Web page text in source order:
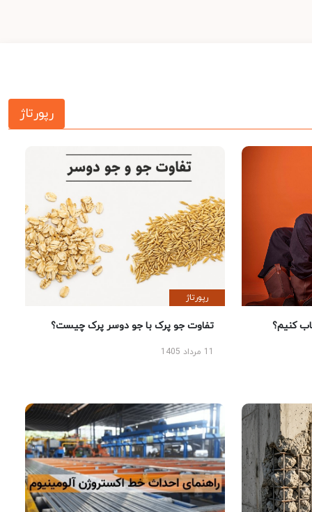
رپورتاژ
کنیم؟
رپورتاژ
تفاوت جو پرک با جو دوسر پرک چیست؟